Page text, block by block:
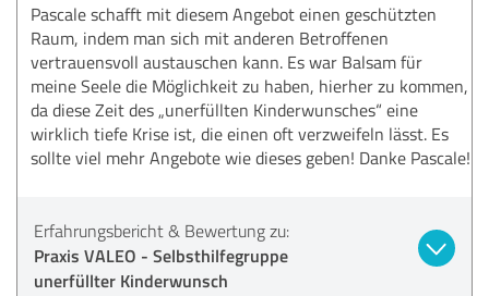
Pascale schafft mit diesem Angebot einen geschützten
Raum, indem man sich mit anderen Betroffenen
vertrauensvoll austauschen kann. Es war Balsam für
meine Seele die Möglichkeit zu haben, hierher zu kommen,
da diese Zeit des „unerfüllten Kinderwunsches“ eine
wirklich tiefe Krise ist, die einen oft verzweifeln lässt. Es
sollte viel mehr Angebote wie dieses geben! Danke Pascale!
Erfahrungsbericht & Bewertung zu:
Praxis VALEO - Selbsthilfegruppe
unerfüllter Kinderwunsch